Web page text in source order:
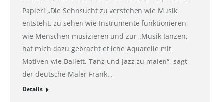
Papier! „Die Sehnsucht zu verstehen wie Musik
entsteht, zu sehen wie Instrumente funktionieren,
wie Menschen musizieren und zur „Musik tanzen,
hat mich dazu gebracht etliche Aquarelle mit
Motiven wie Ballett, Tanz und Jazz zu malen“, sagt
der deutsche Maler Frank…
Details